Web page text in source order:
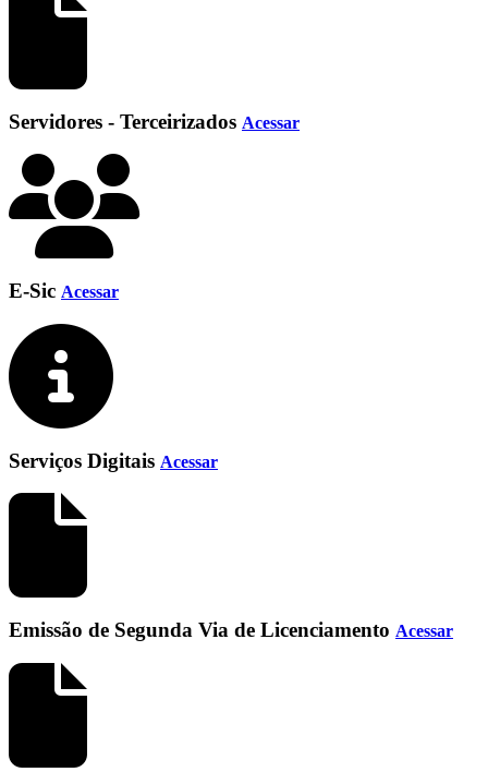
Servidores - Terceirizados Acessar
E-Sic Acessar
Serviços Digitais Acessar
Emissão de Segunda Via de Licenciamento Acessar